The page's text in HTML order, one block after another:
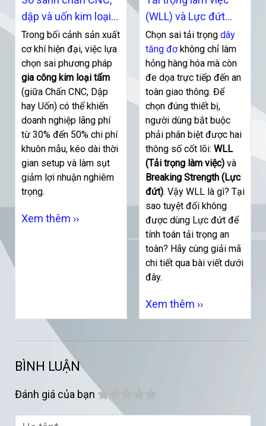
dập và uốn kim loại
phương pháp tối ưu
cho sản xuất
Trong bối cảnh sản xuất
cơ khí hiện đại, việc lựa
chọn sai phương pháp
gia công kim loại tấm
(giữa Chấn CNC, Dập
hay Uốn) có thể khiến
doanh nghiệp lãng phí
từ 30% đến 50% chi phí
khuôn mẫu, kéo dài thời
gian setup và làm sụt
giảm lợi nhuận nghiêm
trọng.
Xem thêm ››
(WLL) và Lực đứt
(Breaking Strength)
của dây tăng đơ là
gì?
Chọn sai tải trọng dây
tăng đơkhông chỉ làm
hỏng hàng hóa mà còn
đe dọa trực tiếp đến an
toàn giao thông. Để
chọn đúng thiết bị,
người dùng bắt buộc
phải phân biệt được hai
thông số cốt lõi: WLL
(Tải trọng làm việc) và
Breaking Strength (Lực
đứt). Vậy WLL là gì? Tại
sao tuyệt đối không
được dùng Lực đứt để
tính toán tải trọng an
toàn? Hãy cùng giải mã
chi tiết qua bài viết dưới
đây.
Xem thêm ››
BÌNH LUẬN
Đánh giá của bạn